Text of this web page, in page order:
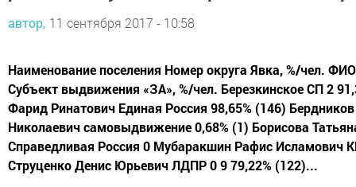
автор, 11 сентября 2017 - 10:58
Наименование поселения Номер округа Явка, %/чел.
Субъект выдвижения «ЗА», %/чел. Березкинское СП 2
Фарид Ринатович Единая Россия 98,65% (146)
Николаевич самовыдвижение 0,68% (1) Борисова
Справедливая Россия 0 Мубаракшин Рафис Исламович
Струценко Денис Юрьевич ЛДПР 0 9 79,22% (122)...